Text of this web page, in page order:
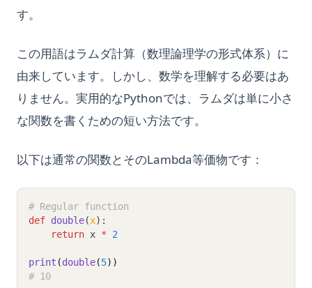
す。
この用語はラムダ計算（数理論理学の形式体系）に
由来しています。しかし、数学を理解する必要はあ
りません。実用的なPythonでは、ラムダは単に小さ
な関数を書くための短い方法です。
以下は通常の関数とそのLambda等価物です：
# Regular function
def double(x):
return x * 2
print (double(5))
# 10